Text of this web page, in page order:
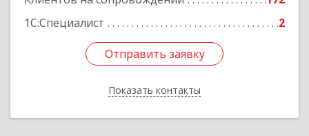
1С:Специалист
2
Отправить заявку
Показать контакты
Отправить заявку
Назад